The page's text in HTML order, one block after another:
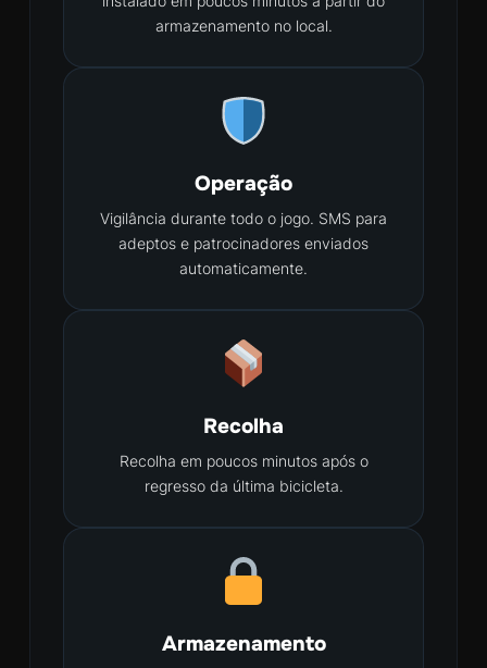
armazenamento no local.
Operação
Vigilância durante todo o jogo. SMS para
adeptos e patrocinadores enviados
automaticamente.
Recolha
Recolha em poucos minutos após o
regresso da última bicicleta.
Armazenamento